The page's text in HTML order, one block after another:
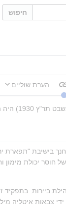
חיפוש
הערת שוליים